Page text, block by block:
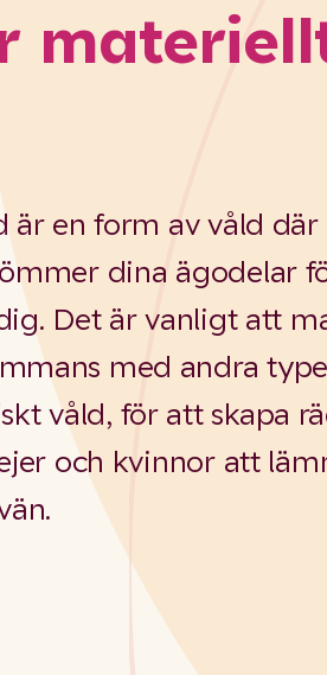
är en form av våld där
dina ägodelar
Det är vanligt att
med andra
våld, för att skapa
och kvinnor att